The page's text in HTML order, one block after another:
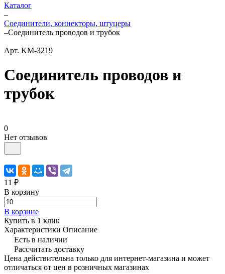
Каталог
–
Соединители, коннекторы, штуцеры
–Соединитель проводов и трубок
Арт. KM-3219
Соединитель проводов и
трубок
0
Нет отзывов
11 ₽
В корзину
В корзине
Купить в 1 клик
Характеристики Описание
Есть в наличии
Рассчитать доставку
Цена действительна только для интернет-магазина и может
отличаться от цен в розничных магазинах